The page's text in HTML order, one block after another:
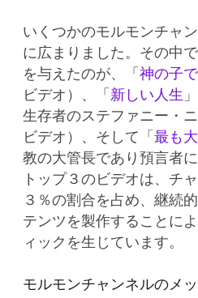
いくつかのモルモンチャ
に広まりました。その中
を与えたのが、「 神の子
ビデオ）、「 新しい人生
生存者のステファニー・
ビデオ）、そして「 最も
教の大管長であり預言者
トップ３のビデオは、チ
３％の割合を占め、継続
テンツを製作することに
ィックを生じています。
モルモンチャンネルのメ